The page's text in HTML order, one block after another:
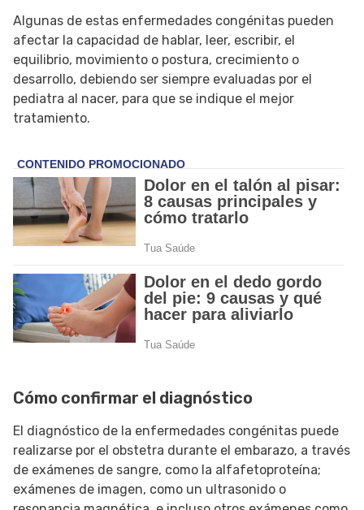
Algunas de estas enfermedades congénitas pueden
afectar la capacidad de hablar, leer, escribir, el
equilibrio, movimiento o postura, crecimiento o
desarrollo, debiendo ser siempre evaluadas por el
pediatra al nacer, para que se indique el mejor
tratamiento.
Cómo confirmar el diagnóstico
El diagnóstico de la enfermedades congénitas puede
realizarse por el obstetra durante el embarazo, a través
de exámenes de sangre, como la alfafetoproteína;
exámenes de imagen, como un ultrasonido o